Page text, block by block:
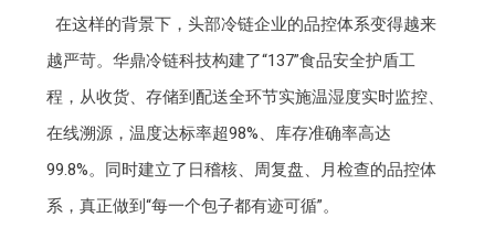
在这样的背景下，头部冷链企业的品控体系变得越来
越严苛。华鼎冷链科技构建了“137”食品安全护盾工
程，从收货、存储到配送全环节实施温湿度实时监控、
在线溯源，温度达标率超98%、库存准确率高达
99.8%。同时建立了日稽核、周复盘、月检查的品控体
系，真正做到“每一个包子都有迹可循”。